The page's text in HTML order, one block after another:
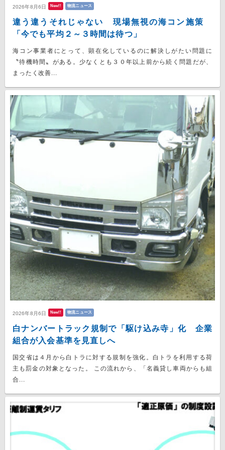
2026年8月6日 New!! 物流ニュース
違う違うそれじゃない 現場無視の海コン施策
「今でも平均２～３時間は待つ」
海コン事業者にとって、顕在化しているのに解決しがたい問題に
〝待機時間〟がある。少なくとも３０年以上前から続く問題だが、
まったく改善...
2026年8月6日 New!! 物流ニュース
白ナンバートラック規制で「駆け込み寺」化 企業
組合が入会基準を見直しへ
国交省は４月から白トラに対する規制を強化。白トラを利用する荷
主も罰金の対象となった。 この流れから、「名義貸し車両からも組
合...